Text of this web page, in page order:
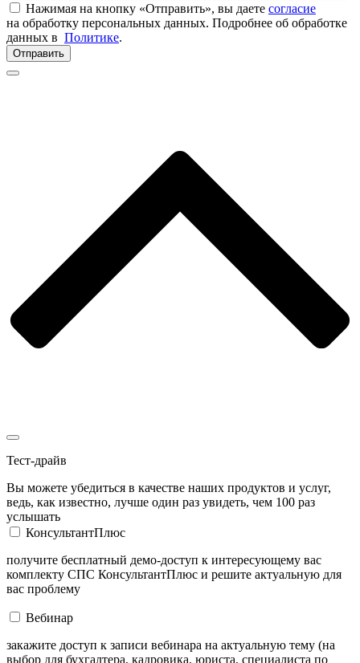
Нажимая на кнопку «Отправить», вы даете согласие
на обработку персональных данных. Подробнее об обработке
данных в Политике.
Отправить
Тест-драйв
Вы можете убедиться в качестве наших продуктов и услуг,
ведь, как известно, лучше один раз увидеть, чем 100 раз
услышать
КонсультантПлюс
получите бесплатный демо-доступ к интересующему вас
комплекту СПС КонсультантПлюс и решите актуальную для
вас проблему
Вебинар
закажите доступ к записи вебинара на актуальную тему (на
выбор для бухгалтера, кадровика, юриста, специалиста по